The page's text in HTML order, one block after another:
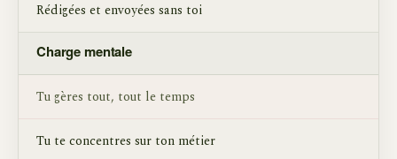
Rédigées et envoyées sans toi
Charge mentale
Tu gères tout, tout le temps
Tu te concentres sur ton métier